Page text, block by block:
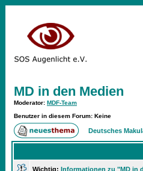
MD in den Medien
Moderator: MDF-Team
Benutzer in diesem Forum: Keine
Deutsches
Wichtig: Informationen zu "MD in